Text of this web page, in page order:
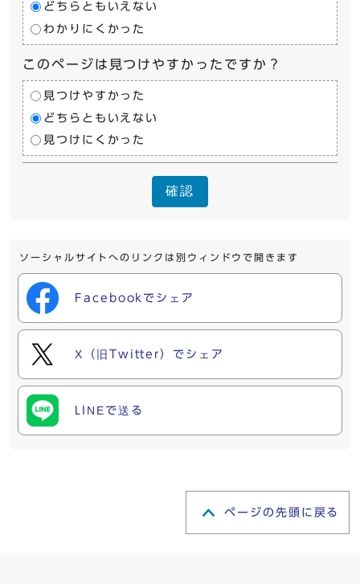
どちらともいえない
わかりにくかった
このページは見つけやすかったですか？
見つけやすかった
どちらともいえない
見つけにくかった
確認
ソーシャルサイトへのリンクは別ウィンドウで開きます
Facebookでシェア
X（旧Twitter）でシェア
LINEで送る
ページの先頭に戻る